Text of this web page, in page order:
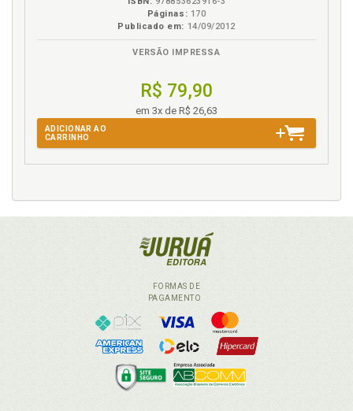
Páginas: 170
Publicado em: 14/09/2012
VERSÃO IMPRESSA
R$ 79,90
em 3x de R$ 26,63
ADICIONAR AO
CARRINHO
FORMAS DE
PAGAMENTO